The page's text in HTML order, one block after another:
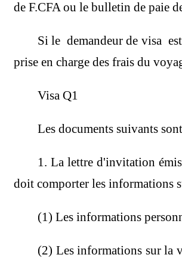
de F.CFA ou le bulletin de paie
Si le demandeur de visa
prise en charge des frais du
Visa Q1
Les documents suivants
1. La lettre d'invitation
doit comporter les informations
(1) Les informations
(2) Les informations sur la